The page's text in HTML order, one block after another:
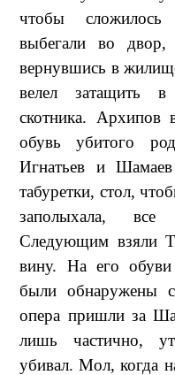
чтобы
выбегали во
вернувшись в
велел затащить
скотника. Архипов
обувь убитого
Игнатьев и
табуретки, стол,
заполыхала,
Следующим взяли
вину. На его
были обнаружены
опера пришли за
лишь частично,
убивал. Мол, когда